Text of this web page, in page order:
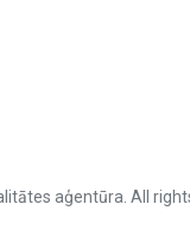
aģentūra. All